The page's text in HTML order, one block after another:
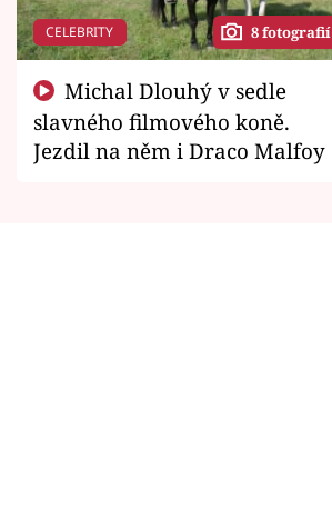
CELEBRITY 8 fotografií
slavného filmového koně.
Jezdil na něm i Draco Malfoy